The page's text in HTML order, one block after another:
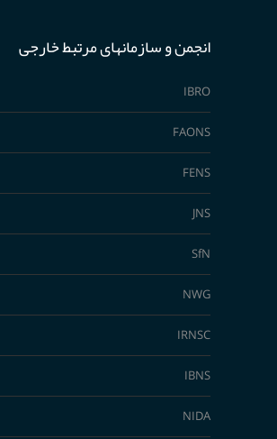
انجمن و سازمانهای مرتبط خارجی
IBRO
FAONS
FENS
JNS
SfN
NWG
IRNSC
IBNS
NIDA